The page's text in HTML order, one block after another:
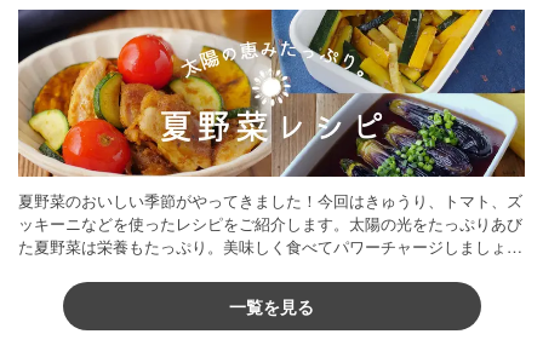
夏野菜のおいしい季節がやってきました！今回はきゅうり、トマト、ズ
ッキーニなどを使ったレシピをご紹介します。太陽の光をたっぷりあび
た夏野菜は栄養もたっぷり。美味しく食べてパワーチャージしましょう
一覧を見る